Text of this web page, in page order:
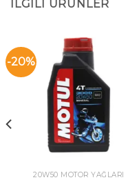
İLGILI ÜRÜNLER
-20%
20W50 MOTOR YAĞLARI